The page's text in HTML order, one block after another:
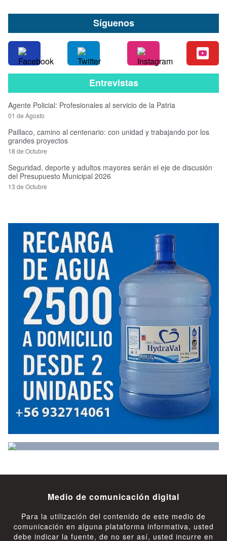
Síguenos
Entrevistas
Agente Policial: Profesionales al servicio de la Patria
01 de Agosto
Paillaco, camino al centenario: con unidad y trabajando por los
grandes proyectos
18 de Octubre
Seguridad, deporte y adultos mayores serán el eje de discusión
del Presupuesto Municipal 2026
13 de Octubre
Medio de comunicación digital
Para la utilización del contenido de este medio de
comunicación en alguna plataforma informativa, usted
debe indicar la fuente, de no ser así, usted incurre en